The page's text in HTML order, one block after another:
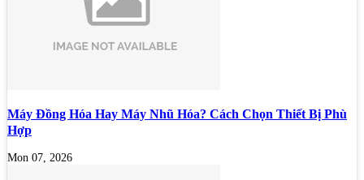
Máy Đồng Hóa Hay Máy Nhũ Hóa? Cách Chọn Thiết Bị Phù
Hợp
Mon 07, 2026